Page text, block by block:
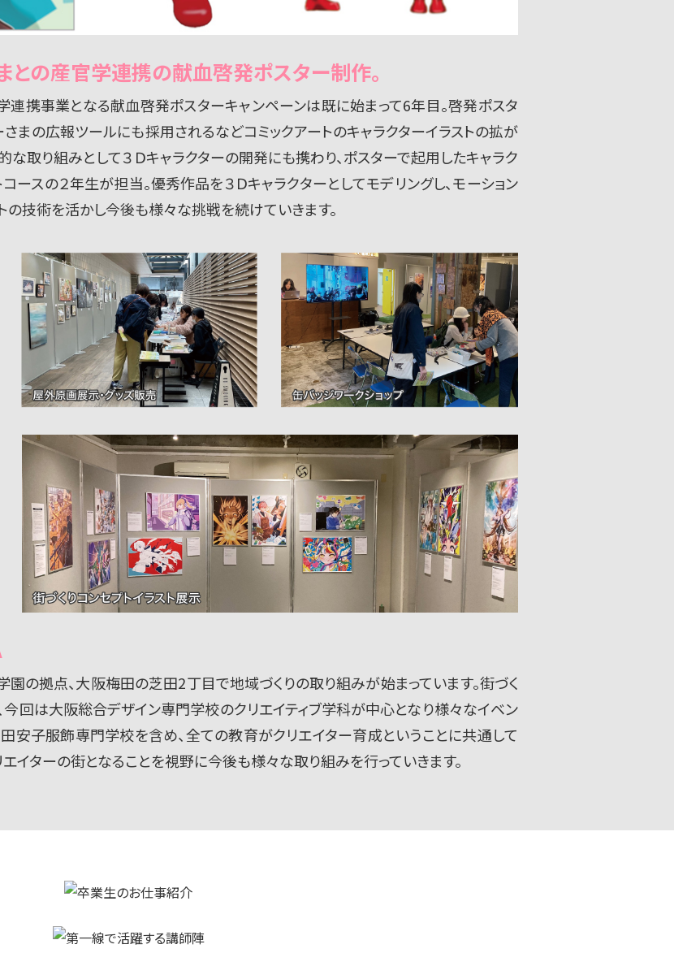
の産官学連携の献血啓発ポスター制作。
携事業となる献血啓発ポスターキャンペーンは既に始まって6年目。啓発ポスタ
まの広報ツールにも採用されるなどコミックアートのキャラクターイラストの拡が
取り組みとして３Ｄキャラクターの開発にも携わり、ポスターで起用したキャラク
ースの２年生が担当。優秀作品を３Ｄキャラクターとしてモデリングし、モーション
の技術を活かし今後も様々な挑戦を続けていきます。
の拠点、大阪梅田の芝田2丁目で地域づくりの取り組みが始まっています。街づく
今回は大阪総合デザイン専門学校のクリエイティブ学科が中心となり様々なイベン
安子服飾専門学校を含め、全ての教育がクリエイター育成ということに共通して
イターの街となることを視野に今後も様々な取り組みを行っていきます。